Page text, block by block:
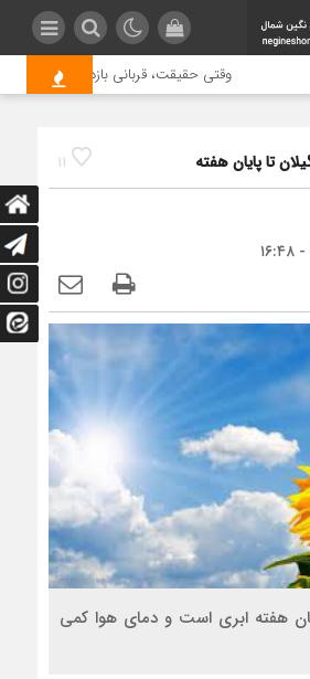
وقتی حقیقت، قربانی بازدید بیشتر
11 تا پایان هفته
هفته ابری است و دمای هوا کمی